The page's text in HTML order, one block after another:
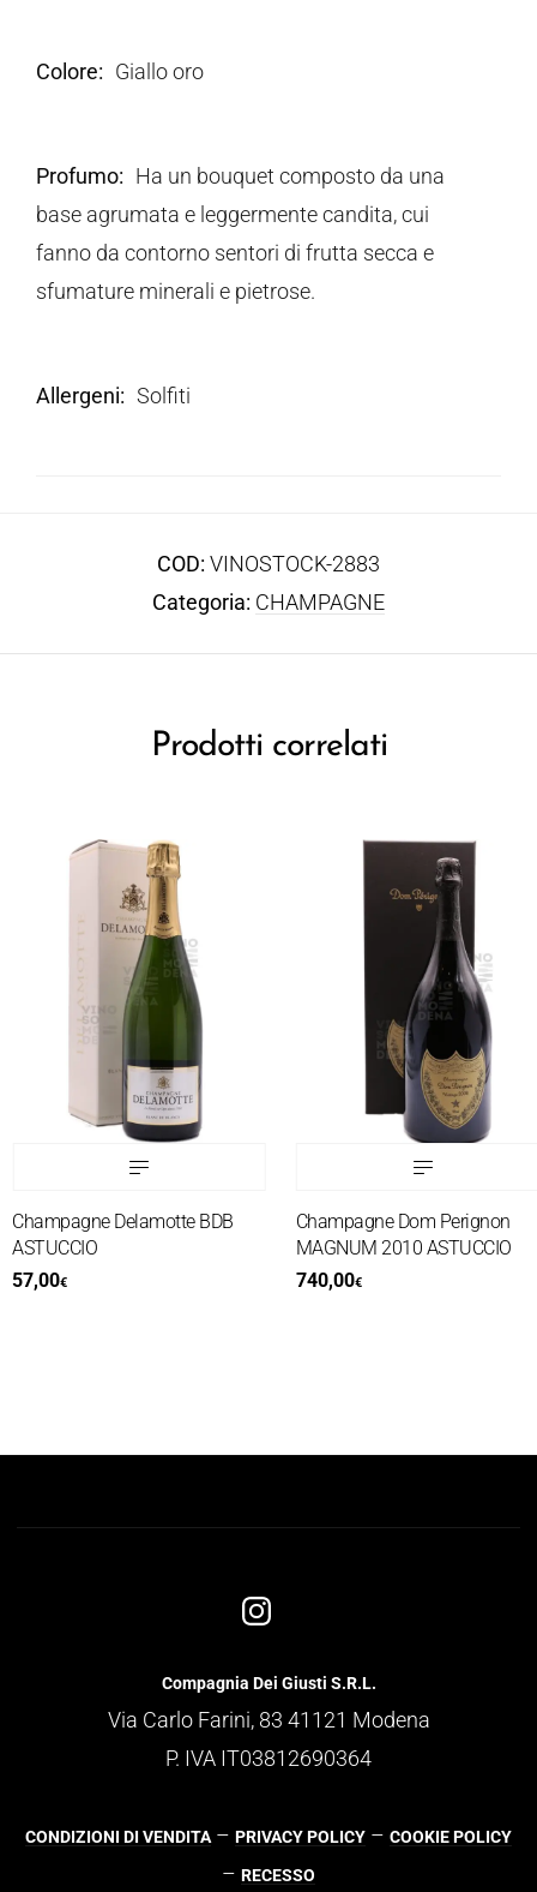
Colore Giallo oro
Profumo
Ha un bouquet composto da una
base agrumata e leggermente candita, cui
fanno da contorno sentori di frutta secca e
sfumature minerali e pietrose.
Allergeni Solfiti
COD: VINOSTOCK-2883
Categoria: CHAMPAGNE
Prodotti correlati
Delamotte BDB
€
Champagne Dom Perignon
MAGNUM 2010 ASTUCCIO
740,00€
Compagnia Dei Giusti S.R.L.
Via Carlo Farini, 83 41121 Modena
P. IVA IT03812690364
CONDIZIONI DI VENDITA – PRIVACY POLICY – COOKIE POLICY
– RECESSO